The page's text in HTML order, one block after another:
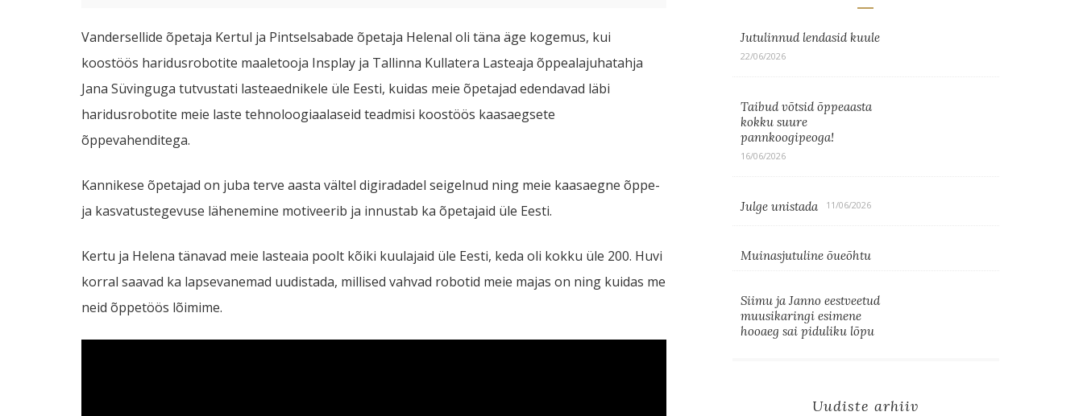
Vandersellide õpetaja Kertul ja Pintselsabade õpetaja Helenal oli täna äge kogemus, kui
koostöös haridusrobotite maaletooja Insplay ja Tallinna Kullatera Lasteaja õppealajuhatahja
Jana Süvinguga tutvustati lasteaednikele üle Eesti, kuidas meie õpetajad edendavad läbi
haridusrobotite meie laste tehnoloogiaalaseid teadmisi koostöös kaasaegsete
õppevahenditega.
Kannikese õpetajad on juba terve aasta vältel digiradadel seigelnud ning meie kaasaegne õppe-
ja kasvatustegevuse lähenemine motiveerib ja innustab ka õpetajaid üle Eesti.
Kertu ja Helena tänavad meie lasteaia poolt kõiki kuulajaid üle Eesti, keda oli kokku üle 200. Huvi
korral saavad ka lapsevanemad uudistada, millised vahvad robotid meie majas on ning kuidas me
neid õppetöös lõimime.
Jutulinnud lendasid kuule
22/06/2026
Taibud võtsid õppeaasta
kokku suure
pannkoogipeoga!
16/06/2026
Julge unistada 11/06/2026
Muinasjutuline õueõhtu
Siimu ja Janno eestveetud
muusikaringi esimene
hooaeg sai piduliku lõpu
Uudiste arhiiv